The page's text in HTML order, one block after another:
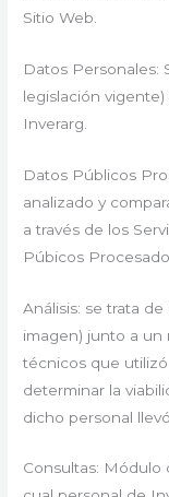
Sitio Web.
Datos Personales:
legislación
Inverarg.
Datos Públicos
analizado y
a través de los
Púbicos
Análisis: se trata
imagen) junto a un
técnicos que
determinar la
dicho personal
Consultas: Módulo